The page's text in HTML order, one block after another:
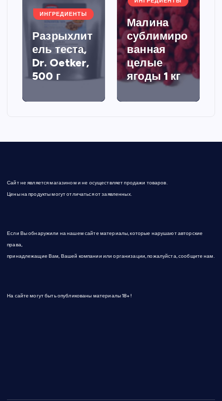
ИНГРЕДИЕНТЫ
Разрыхлит
ель теста,
Dr. Oetker,
500 г
Малина
сублимиро
ванная
целые
ягоды 1 кг
Сайт не является магазином и не осуществляет продажи товаров.
Цены на продукты могут отличаться от заявленных.
Если Вы обнаружили на нашем сайте материалы, которые нарушают авторские
права,
принадлежащие Вам, Вашей компании или организации, пожалуйста, сообщите нам.
На сайте могут быть опубликованы материалы 18+!